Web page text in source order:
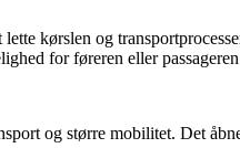
kørslen og
for føreren eller
og større mobilitet. Det